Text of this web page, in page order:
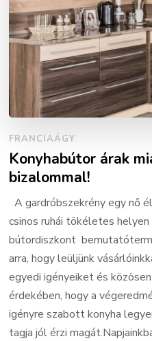
FRANCIAÁGY
Konyhabútor árak
bizalommal!
A gardróbszekrény egy nő
csinos ruhái tökéletes
bútordiszkont
arra, hogy leüljünk
egyedi igényeiket és
érdekében, hogy a
igényre szabott konyha
tagja jól érzi